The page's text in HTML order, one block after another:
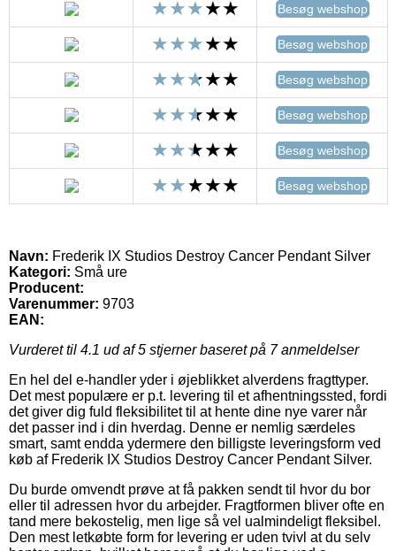
Besøg webshop
Besøg webshop
Besøg webshop
Besøg webshop
Besøg webshop
Besøg webshop
Navn: Frederik IX Studios Destroy Cancer Pendant Silver
Kategori: Små ure
Producent:
Varenummer: 9703
EAN:
Vurderet til 4.1 ud af 5 stjerner baseret på 7anmeldelser
En hel del e-handler yder i øjeblikket alverdens fragttyper.
Det mest populære er p.t. levering til et afhentningssted, fordi
det giver dig fuld fleksibilitet til at hente dine nye varer når
det passer ind i din hverdag. Denne er nemlig særdeles
smart, samt endda ydermere den billigste leveringsform ved
køb af Frederik IX Studios Destroy Cancer Pendant Silver.
Du burde omvendt prøve at få pakken sendt til hvor du bor
eller til adressen hvor du arbejder. Fragtformen bliver ofte en
tand mere bekostelig, men lige så vel ualmindeligt fleksibel.
Den mest letkøbte form for levering er uden tvivl at du selv